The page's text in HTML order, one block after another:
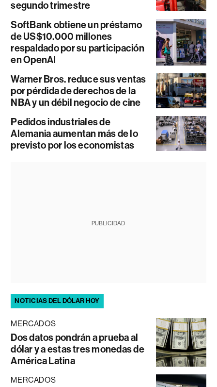
segundo trimestre
SoftBank obtiene un préstamo
de US$10.000 millones
respaldado por su participación
en OpenAI
Warner Bros. reduce sus ventas
por pérdida de derechos de la
NBA y un débil negocio de cine
Pedidos industriales de
Alemania aumentan más de lo
previsto por los economistas
PUBLICIDAD
NOTICIAS DEL DÓLAR HOY
MERCADOS
Dos datos pondrán a prueba al
dólar y a estas tres monedas de
América Latina
MERCADOS